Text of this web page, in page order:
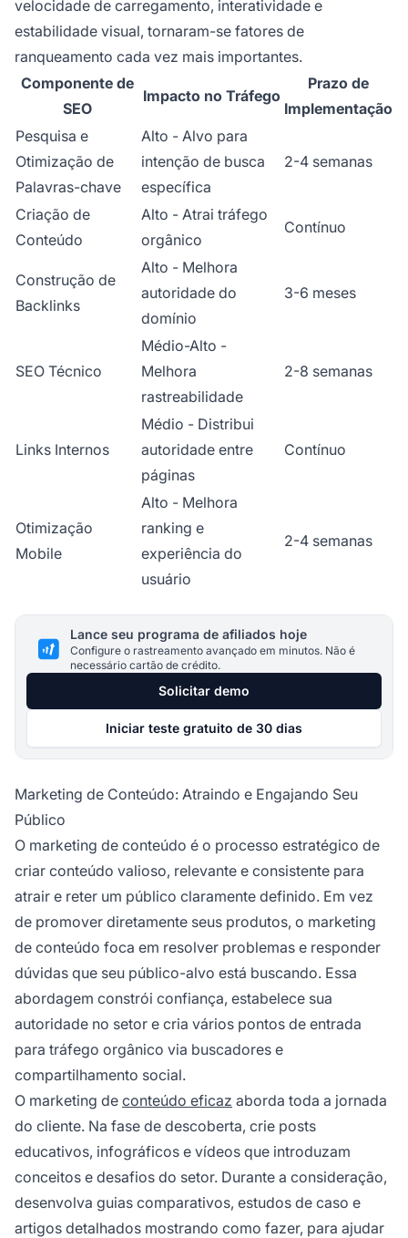
velocidade de carregamento, interatividade e
estabilidade visual, tornaram-se fatores de
ranqueamento cada vez mais importantes.
Componente de
SEO
Impacto no Tráfego
Prazo de
Implementação
Pesquisa e
Otimização de
Palavras-chave
Alto - Alvo para
intenção de busca
específica
2-4 semanas
Criação de
Conteúdo
Alto - Atrai tráfego
orgânico
Contínuo
Construção de
Backlinks
Alto - Melhora
autoridade do
domínio
3-6 meses
SEO Técnico
Médio-Alto -
Melhora
rastreabilidade
2-8 semanas
Links Internos
Médio - Distribui
autoridade entre
páginas
Contínuo
Otimização
Mobile
Alto - Melhora
ranking e
experiência do
usuário
2-4 semanas
Lance seu programa de afiliados hoje
Configure o rastreamento avançado em minutos. Não é
necessário cartão de crédito.
Solicitar demo
Iniciar teste gratuito de 30 dias
Marketing de Conteúdo: Atraindo e Engajando Seu
Público
O marketing de conteúdo é o processo estratégico de
criar conteúdo valioso, relevante e consistente para
atrair e reter um público claramente definido. Em vez
de promover diretamente seus produtos, o marketing
de conteúdo foca em resolver problemas e responder
dúvidas que seu público-alvo está buscando. Essa
abordagem constrói confiança, estabelece sua
autoridade no setor e cria vários pontos de entrada
para tráfego orgânico via buscadores e
compartilhamento social.
O marketing de conteúdo eficaz aborda toda a jornada
do cliente. Na fase de descoberta, crie posts
educativos, infográficos e vídeos que introduzam
conceitos e desafios do setor. Durante a consideração,
desenvolva guias comparativos, estudos de caso e
artigos detalhados mostrando como fazer, para ajudar